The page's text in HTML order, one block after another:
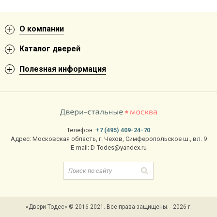
О компании
Каталог дверей
Полезная информация
Телефон: +7 (495) 409-24-70
Адрес: Московская область, г. Чехов, Симферопольское ш., вл. 9
E-mail: D-Todes@yandex.ru
«Двери Тодес» © 2016-2021. Все права защищены. - 2026 г.